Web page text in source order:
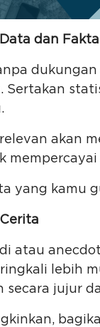
dan
Sertakan
akan
yang kamu
atau
lebih
secara jujur